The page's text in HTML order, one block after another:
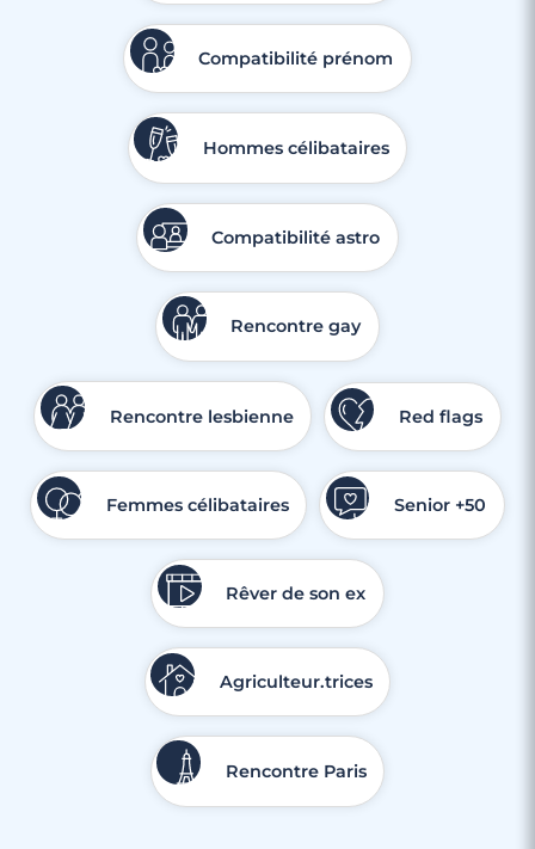
Compatibilité prénom
Hommes célibataires
Compatibilité astro
Rencontre gay
Rencontre lesbienne Red flags
Femmes célibataires Senior +50
Rêver de son ex
Agriculteur.trices
Rencontre Paris